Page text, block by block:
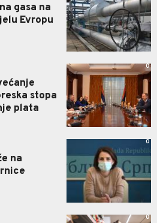
gasa na
Evropu
stopa
plata
0
na
0
0